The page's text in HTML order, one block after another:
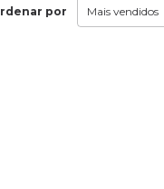
por